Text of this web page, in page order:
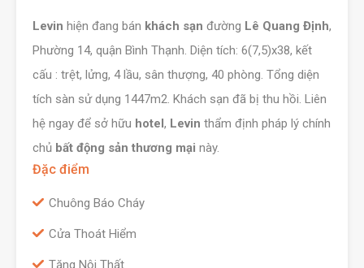
Levin hiện đang bán khách sạn đường Lê Quang Định,
Phường 14, quận Bình Thạnh. Diện tích: 6(7,5)x38, kết
cấu : trệt, lửng, 4 lầu, sân thượng, 40 phòng. Tổng diện
tích sàn sử dụng 1447m2. Khách sạn đã bị thu hồi. Liên
hệ ngay để sở hữu hotel, Levin thẩm định pháp lý chính
chủ bất động sản thương mại này.
Đặc điểm
Chuông Báo Cháy
Cửa Thoát Hiểm
Tặng Nội Thất